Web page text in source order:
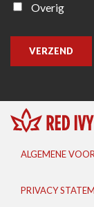
Overig
VERZEND
ALGEMENE
PRIVACY